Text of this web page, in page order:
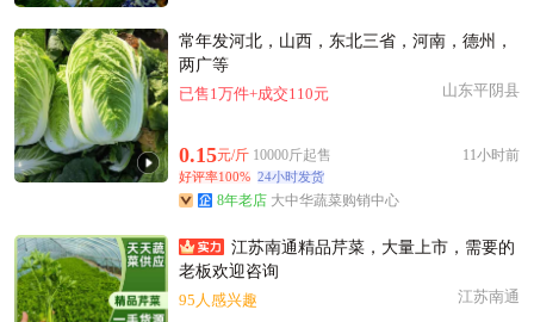
常年发河北，山西，东北三省，河南，德州，
两广等
已售1万件+成交110元
山东平阴县
0.15元/斤 10000斤起售 11小时前
好评率100% 24小时发货
8年老店 大中华蔬菜购销中心
江苏南通精品芹菜，大量上市，需要的
老板欢迎咨询
95人感兴趣
江苏南通